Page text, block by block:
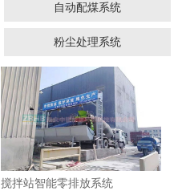
自动配煤系统
粉尘处理系统
搅拌站智能零排放系统